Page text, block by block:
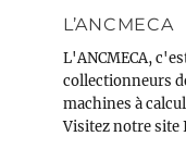
L’ANCMECA
L'ANCMECA,
collectionneurs
machines à
Visitez notre